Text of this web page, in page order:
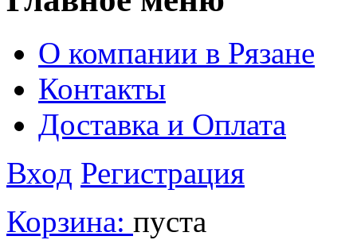
О компании в Рязане
Контакты
Доставка и Оплата
Вход Регистрация
Корзина: пуста